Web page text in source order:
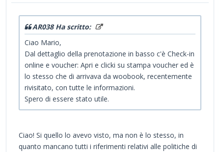
AR038 Ha scritto:
Ciao Mario,
Dal dettaglio della prenotazione in basso c'è Check-in
online e voucher: Apri e clicki su stampa voucher ed è
lo stesso che di arrivava da woobook, recentemente
rivisitato, con tutte le informazioni.
Spero di essere stato utile.
Ciao! Si quello lo avevo visto, ma non è lo stesso, in
quanto mancano tutti i riferimenti relativi alle politiche di